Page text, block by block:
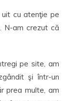
cu atenţie pe
N-am crezut că
pe site, am
şi într-un
prea multe, am